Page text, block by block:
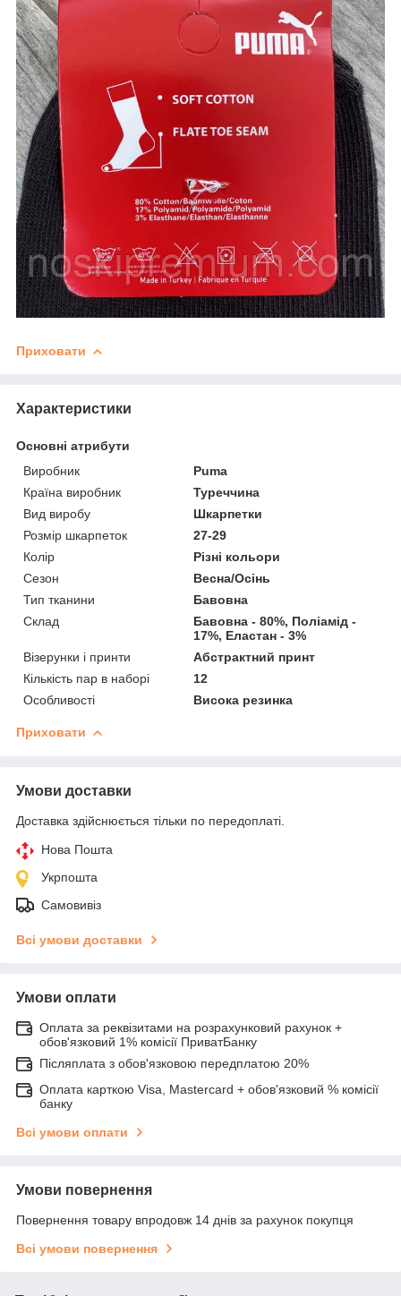
Приховати
Характеристики
Основні атрибути
Виробник
Puma
Країна виробник
Туреччина
Вид виробу
Шкарпетки
Розмір шкарпеток
27-29
Колір
Різні кольори
Сезон
Весна/Осінь
Тип тканини
Бавовна
Склад
Бавовна - 80%, Поліамід -
17%, Еластан - 3%
Візерунки і принти
Абстрактний принт
Кількість пар в наборі
12
Особливості
Висока резинка
Приховати
Умови доставки
Доставка здійснюється тільки по передоплаті.
Нова Пошта
Укрпошта
Самовивіз
Всі умови доставки
Умови оплати
Оплата за реквізитами на розрахунковий рахунок +
обов'язковий 1% комісії ПриватБанку
Післяплата з обов'язковою передплатою 20%
Оплата карткою Visa, Mastercard + обов'язковий % комісії
банку
Всі умови оплати
Умови повернення
Повернення товару впродовж 14 днів за рахунок покупця
Всі умови повернення